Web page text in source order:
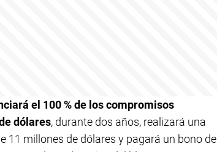
el 100 % de los compromisos
dólares, durante dos años, realizará una
11 millones de dólares y pagará un bono de